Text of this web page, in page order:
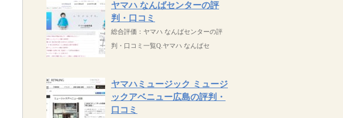
ヤマハ なんばセンターの評
判・口コミ
総合評価：ヤマハ なんばセンターの評
判・口コミ一覧Q.ヤマハ なんばセ
ヤマハミュージック ミュージ
ックアベニュー広島の評判・
口コミ